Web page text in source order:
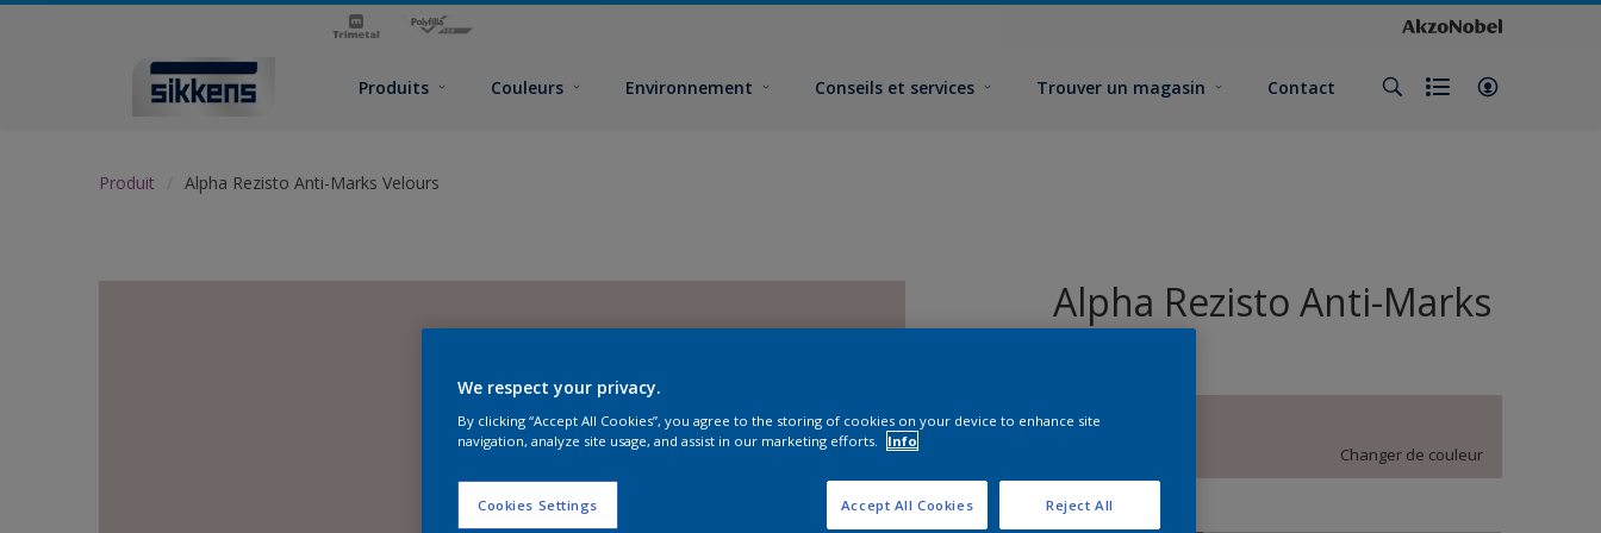
Produits Couleurs Environnement Conseils et services Trouver un magasin Contact
Produit Alpha Rezisto Anti-Marks Velours
Alpha Rezisto Anti-Marks
Velours
Jolie Cookie
Changer de couleur
Format
We respect your privacy.
By clicking “Accept All Cookies”, you agree to the storing of cookies on your device to enhance site
navigation, analyze site usage, and assist in our marketing efforts.
Info
Cookies Settings Reject All
Accept All Cookies